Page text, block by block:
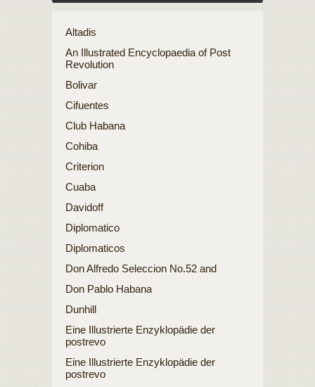
Altadis
An Illustrated Encyclopaedia of Post
Revolution
Bolivar
Cifuentes
Club Habana
Cohiba
Criterion
Cuaba
Davidoff
Diplomatico
Diplomaticos
Don Alfredo Seleccion No.52 and
Don Pablo Habana
Dunhill
Eine Illustrierte Enzyklopädie der
postrevo
Eine Illustrierte Enzyklopädie der
postrevo